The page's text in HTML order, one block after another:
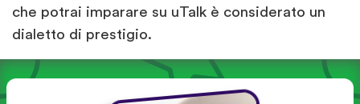
che potrai imparare su uTalk è considerato un
dialetto di prestigio.